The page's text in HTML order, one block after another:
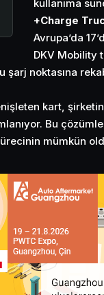
kullanıma
+Charge
Avrupa’da
DKV Mobility
şarj noktasına
kart,
Bu
mümkün